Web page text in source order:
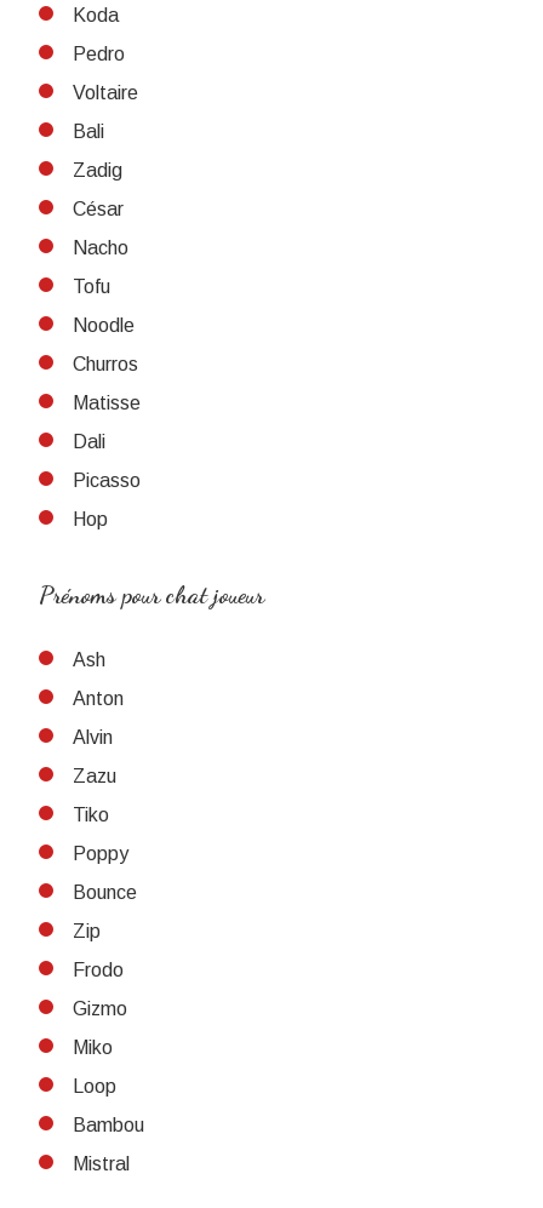
Koda
Pedro
Voltaire
Bali
Zadig
César
Nacho
Tofu
Noodle
Churros
Matisse
Dali
Picasso
Hop
Prénoms pour chat joueur
Ash
Anton
Alvin
Zazu
Tiko
Poppy
Bounce
Zip
Frodo
Gizmo
Miko
Loop
Bambou
Mistral